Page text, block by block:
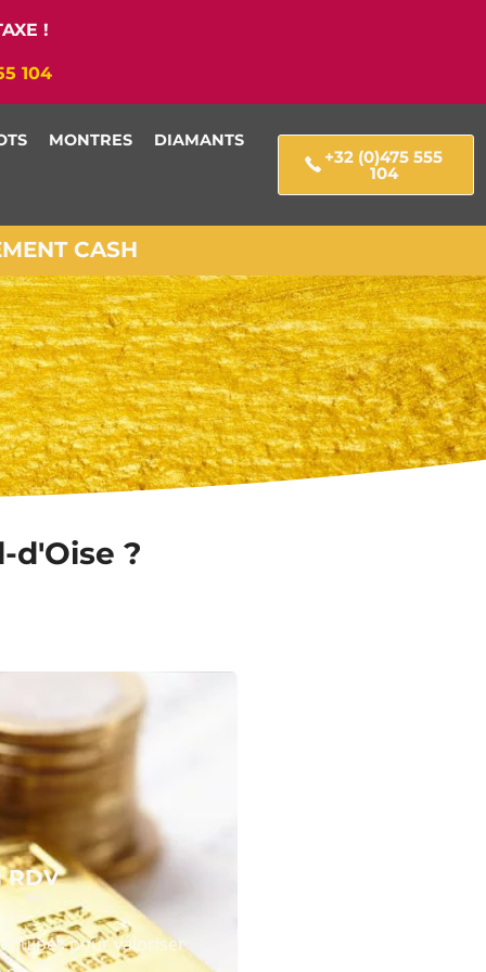
!
104
MONTRES DIAMANTS
+32 (0)475 555
104
CASH
d'Oise ?
RDV
pour valoriser